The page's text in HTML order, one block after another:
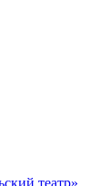
театр»